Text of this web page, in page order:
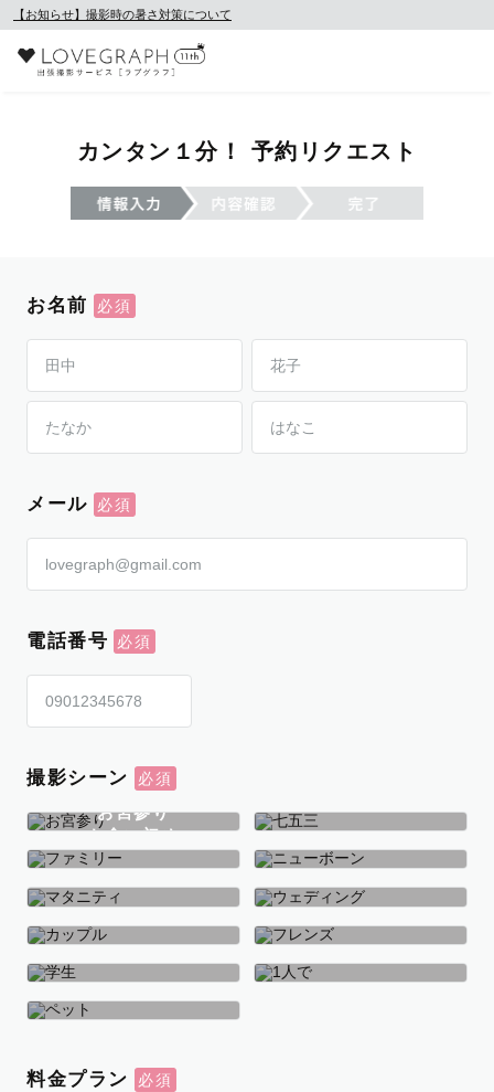
【お知らせ】撮影時の暑さ対策について
カンタン１分！ 予約リクエスト
お名前
メール
電話番号
撮影シーン
お宮参り
お食い初め
七五三
ファミリー ニューボーン
マタニティ ウェディング
カップル フレンズ
学生
料金プラン